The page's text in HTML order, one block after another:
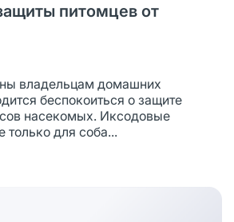
питомцев от
владельцам домашних
беспокоиться о защите
насекомых. Иксодовые
только для соба...